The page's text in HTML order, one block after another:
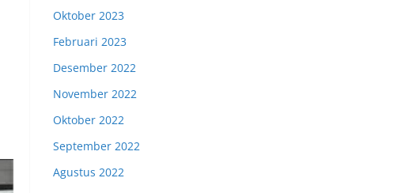
Oktober 2023
Februari 2023
Desember 2022
November 2022
Oktober 2022
September 2022
Agustus 2022